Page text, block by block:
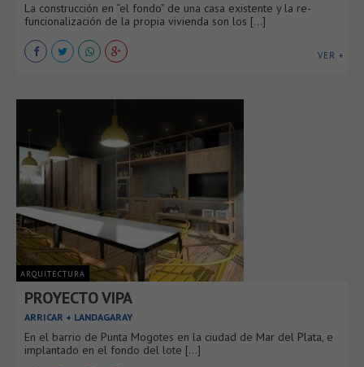
La construcción en “el fondo” de una casa existente y la re-
funcionalización de la propia vivienda son los [...]
VER +
ARQUITECTURA
PROYECTO VIPA
ARRICAR + LANDAGARAY
En el barrio de Punta Mogotes en la ciudad de Mar del Plata, e
implantado en el fondo del lote [...]